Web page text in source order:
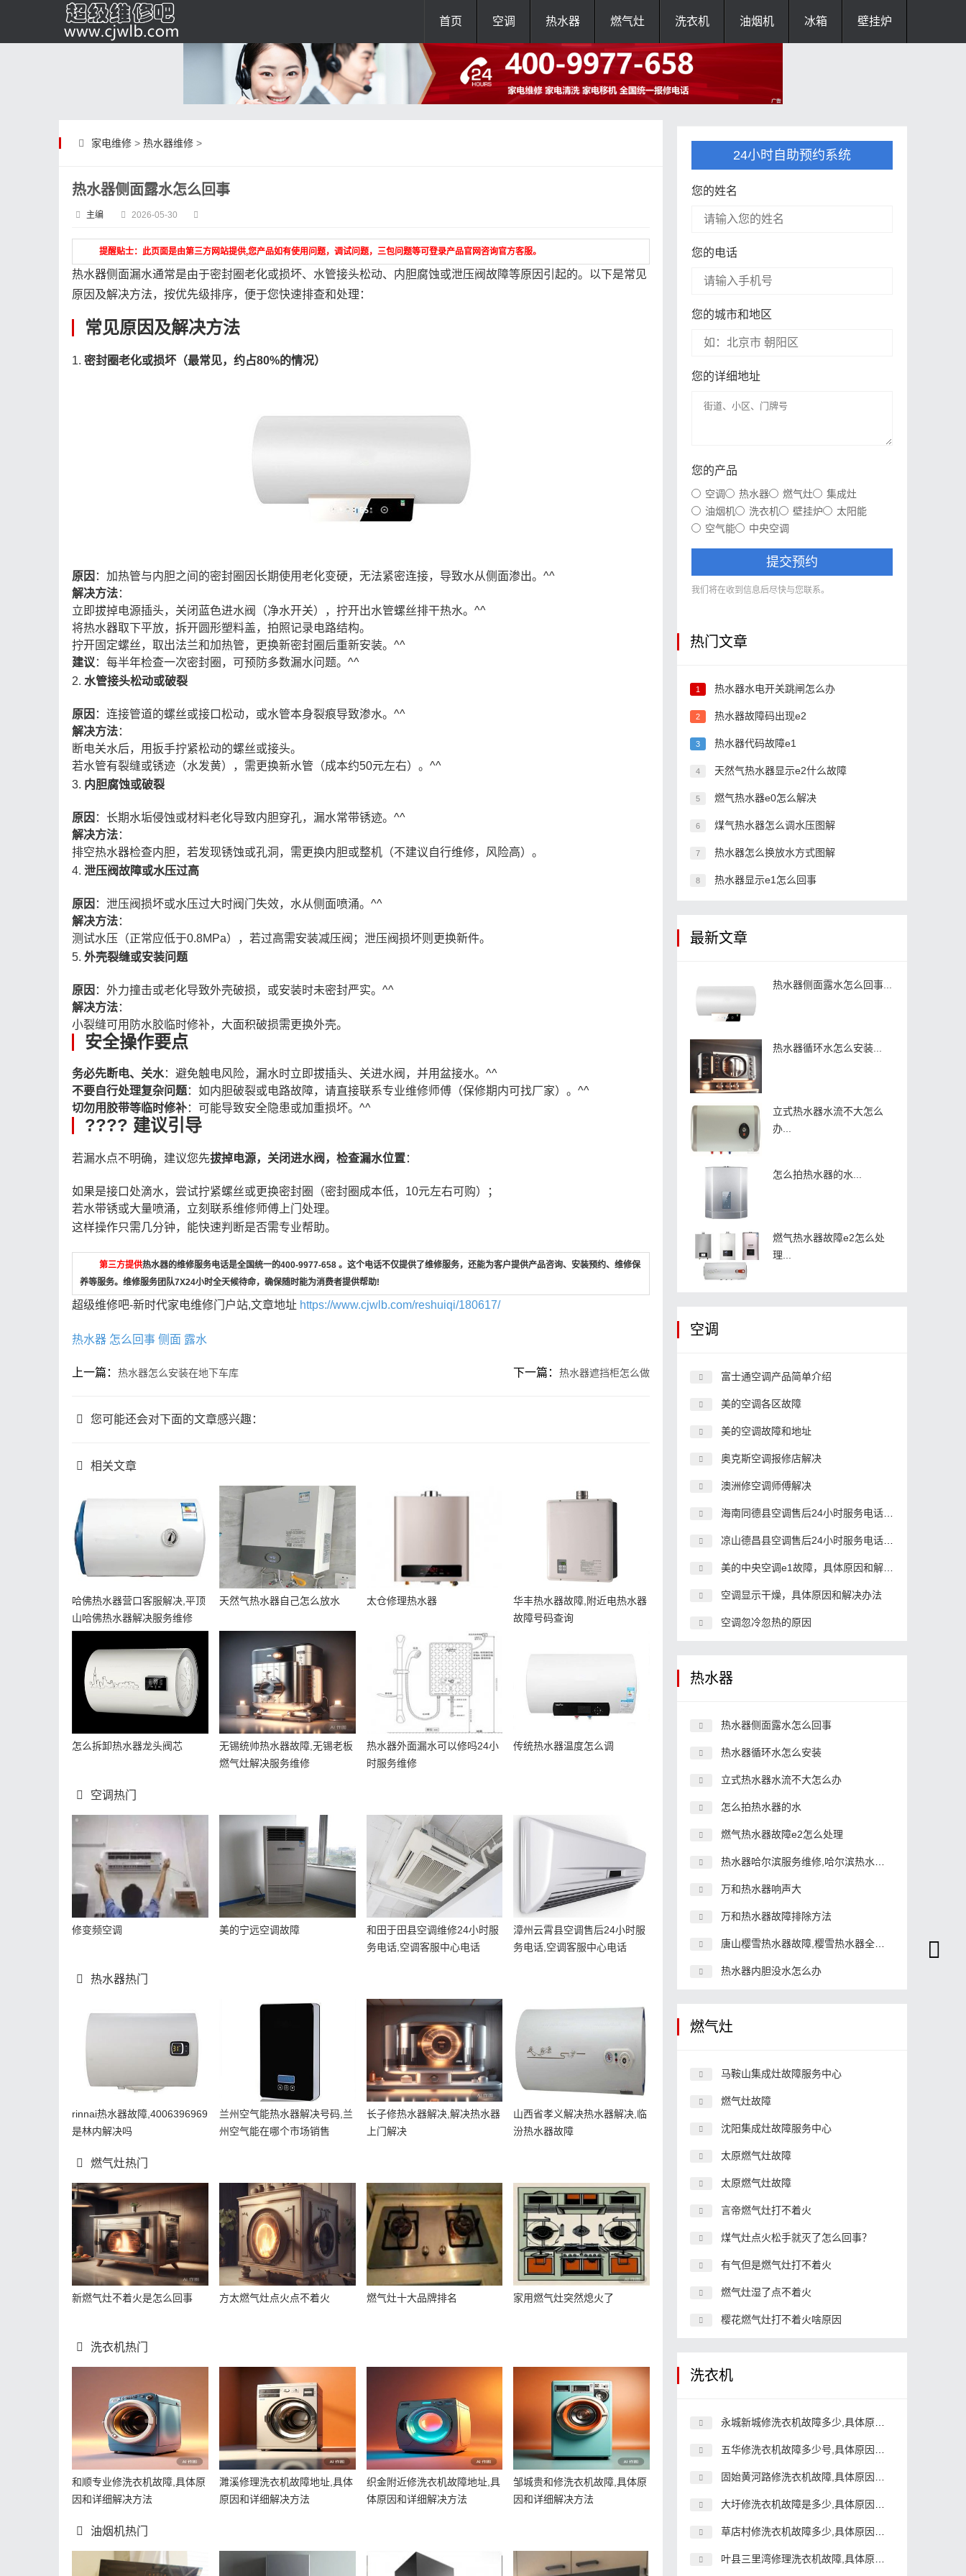
首页 空调 热水器 燃气灶 洗衣机 油烟机 冰箱 壁挂炉
家电维修> 热水器维修>
热水器侧面露水怎么回事
主编 2026-05-30
提醒贴士：此页面是由第三方网站提供,您产品如有使用问题，调试问题，三包问题等可登录产品官网咨询官方客服。
热水器侧面漏水通常是由于密封圈老化或损坏、水管接头松动、内胆腐蚀或泄压阀故障等原因引起的。以下是常见
原因及解决方法，按优先级排序，便于您快速排查和处理：
常见原因及解决方法
1. 密封圈老化或损坏（最常见，约占80%的情况）
原因 ：加热管与内胆之间的密封圈因长期使用老化变硬，无法紧密连接，导致水从侧面渗出。^^
解决方法：
立即拔掉电源插头，关闭蓝色进水阀（净水开关），拧开出水管螺丝排干热水。^^
将热水器取下平放，拆开圆形塑料盖，拍照记录电路结构。
拧开固定螺丝，取出法兰和加热管，更换新密封圈后重新安装。^^
建议 ：每半年检查一次密封圈，可预防多数漏水问题。^^
2. 水管接头松动或破裂
原因 ：连接管道的螺丝或接口松动，或水管本身裂痕导致渗水。^^
解决方法：
断电关水后，用扳手拧紧松动的螺丝或接头。
若水管有裂缝或锈迹（水发黄），需更换新水管（成本约50元左右）。^^
3. 内胆腐蚀或破裂
原因 ：长期水垢侵蚀或材料老化导致内胆穿孔，漏水常带锈迹。^^
解决方法：
排空热水器检查内胆，若发现锈蚀或孔洞，需更换内胆或整机（不建议自行维修，风险高）。
4. 泄压阀故障或水压过高
原因 ：泄压阀损坏或水压过大时阀门失效，水从侧面喷涌。^^
解决方法：
测试水压（正常应低于0.8MPa），若过高需安装减压阀；泄压阀损坏则更换新件。
5. 外壳裂缝或安装问题
原因 ：外力撞击或老化导致外壳破损，或安装时未密封严实。^^
解决方法：
小裂缝可用防水胶临时修补，大面积破损需更换外壳。
安全操作要点
务必先断电、关水：避免触电风险，漏水时立即拔插头、关进水阀，并用盆接水。^^
不要自行处理复杂问题：如内胆破裂或电路故障，请直接联系专业维修师傅（保修期内可找厂家）。^^
切勿用胶带等临时修补：可能导致安全隐患或加重损坏。^^
???? 建议引导
若漏水点不明确，建议您先拔掉电源，关闭进水阀，检查漏水位置：
如果是接口处滴水，尝试拧紧螺丝或更换密封圈（密封圈成本低，10元左右可购）；
若水带锈或大量喷涌，立刻联系维修师傅上门处理。
这样操作只需几分钟，能快速判断是否需专业帮助。
第三方提供热水器的维修服务电话是全国统一的400-9977-658 。这个电话不仅提供了维修服务，还能为客户提供产品咨询、安装预约、维修保
养等服务。维修服务团队7X24小时全天候待命，确保随时能为消费者提供帮助!
超级维修吧-新时代家电维修门户站,文章地址 https://www.cjwlb.com/reshuiqi/180617/
热水器 怎么回事 侧面 露水
上一篇： 热水器怎么安装在地下车库 下一篇： 热水器遮挡柜怎么做
您可能还会对下面的文章感兴趣：
相关文章
哈佛热水器营口客服解决,平顶
山哈佛热水器解决服务维修
天然气热水器自己怎么放水 太仓修理热水器
华丰热水器故障,附近电热水器
故障号码查询
怎么拆卸热水器龙头阀芯
无锡统帅热水器故障,无锡老板
燃气灶解决服务维修
热水器外面漏水可以修吗24小
时服务维修
传统热水器温度怎么调
空调热门
修变频空调 美的宁远空调故障
和田于田县空调维修24小时服
务电话,空调客服中心电话
漳州云霄县空调售后24小时服
务电话,空调客服中心电话
热水器热门
rinnai热水器故障,4006396969
是林内解决吗
兰州空气能热水器解决号码,兰
州空气能在哪个市场销售
长子修热水器解决,解决热水器
上门解决
山西省孝义解决热水器解决,临
汾热水器故障
燃气灶热门
新燃气灶不着火是怎么回事 方太燃气灶点火点不着火 燃气灶十大品牌排名 家用燃气灶突然熄火了
洗衣机热门
和顺专业修洗衣机故障,具体原
因和详细解决方法
濉溪修理洗衣机故障地址,具体
原因和详细解决方法
织金附近修洗衣机故障地址,具
体原因和详细解决方法
邹城贵和修洗衣机故障,具体原
因和详细解决方法
油烟机热门
24小时自助预约系统
您的姓名
您的电话
您的城市和地区
您的详细地址
您的产品
空调 热水器 燃气灶
集成灶
油烟机
洗衣机 壁挂炉
太阳能
空气能
中央空调
提交预约
我们将在收到信息后尽快与您联系。
热门文章
1 热水器水电开关跳闸怎么办
2 热水器故障码出现e2
3 热水器代码故障e1
4 天然气热水器显示e2什么故障
5 燃气热水器e0怎么解决
6 煤气热水器怎么调水压图解
7 热水器怎么换放水方式图解
8 热水器显示e1怎么回事
最新文章
热水器侧面露水怎么回事...
热水器循环水怎么安装...
立式热水器水流不大怎么
办...
怎么拍热水器的水...
燃气热水器故障e2怎么处
理...
空调
富士通空调产品简单介绍
美的空调各区故障
美的空调故障和地址
奥克斯空调报修店解决
澳洲修空调师傅解决
海南同德县空调售后24小时服务电话,空调客服中心电话
凉山德昌县空调售后24小时服务电话,空调客服中心电话
美的中央空调e1故障，具体原因和解决办法
空调显示干燥，具体原因和解决办法
空调忽冷忽热的原因
热水器
热水器侧面露水怎么回事
热水器循环水怎么安装
立式热水器水流不大怎么办
怎么拍热水器的水
燃气热水器故障e2怎么处理
热水器哈尔滨服务维修,哈尔滨热水器专卖店地址
万和热水器响声大
万和热水器故障排除方法
唐山樱雪热水器故障,樱雪热水器全国解决服务维修
热水器内胆没水怎么办
燃气灶
马鞍山集成灶故障服务中心
燃气灶故障
沈阳集成灶故障服务中心
太原燃气灶故障
太原燃气灶故障
言帝燃气灶打不着火
煤气灶点火松手就灭了怎么回事？
有气但是燃气灶打不着火
燃气灶湿了点不着火
樱花燃气灶打不着火啥原因
洗衣机
永城新城修洗衣机故障多少,具体原因和详细解决方法
五华修洗衣机故障多少号,具体原因和详细解决方法
固始黄河路修洗衣机故障,具体原因和详细解决方法
大圩修洗衣机故障是多少,具体原因和详细解决方法
草店村修洗衣机故障多少,具体原因和详细解决方法
叶县三里湾修理洗衣机故障,具体原因和详细解决方法